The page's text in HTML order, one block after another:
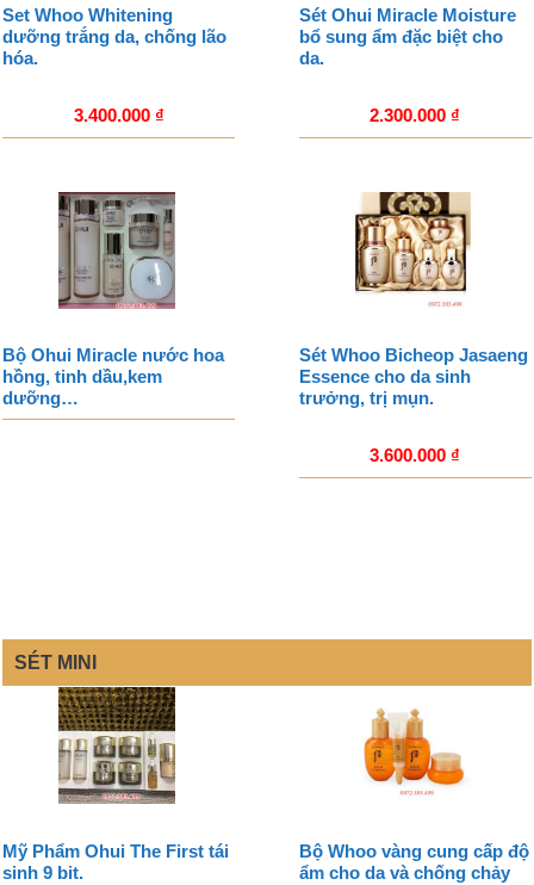
Set Whoo Whitening
dưỡng trắng da, chống lão
hóa.
3.400.000 ₫
Sét Ohui Miracle Moisture
bổ sung ẩm đặc biệt cho
da.
2.300.000 ₫
Bộ Ohui Miracle nước hoa
hồng, tinh dầu,kem
dưỡng…
Sét Whoo Bicheop Jasaeng
Essence cho da sinh
trưởng, trị mụn.
3.600.000 ₫
SÉT MINI
Mỹ Phẩm Ohui The First tái
sinh 9 bit.
Bộ Whoo vàng cung cấp độ
ẩm cho da và chống chảy